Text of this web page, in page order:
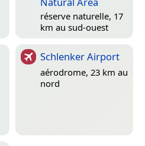
réserve naturelle, 17
km au sud-ouest
Schlenker Airport
aérodrome, 23 km au
nord